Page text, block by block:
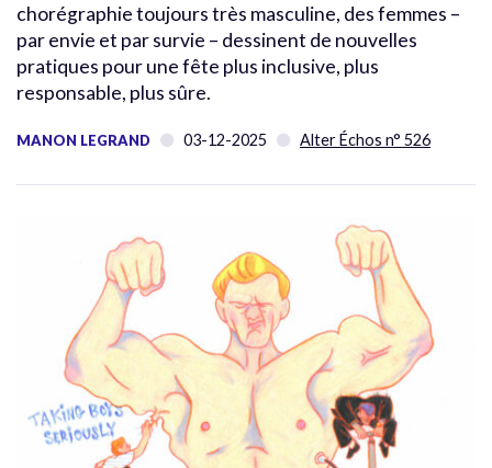
chorégraphie toujours très masculine, des femmes –
par envie et par survie – dessinent de nouvelles
pratiques pour une fête plus inclusive, plus
responsable, plus sûre.
MANON LEGRAND 03-12-2025 Alter Échos n° 526